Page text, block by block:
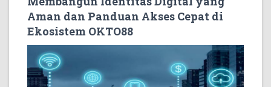
Aman dan Panduan Akses Cepat di
Ekosistem OKTO88